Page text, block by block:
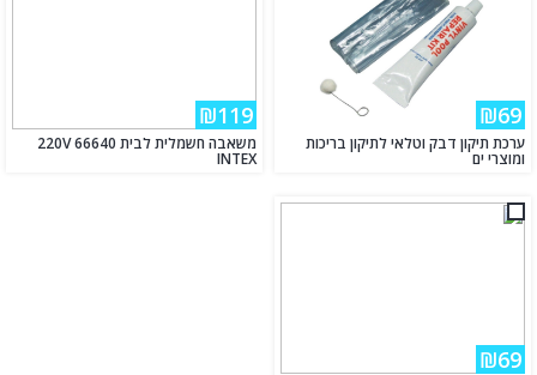
₪69
ערכת תיקון דבק וטלאי לתיקון בריכות
ומוצרי ים
₪119
משאבה חשמלית לבית 220V 66640
INTEX
₪69